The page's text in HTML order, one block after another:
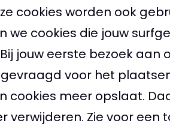
cookies worden ook
cookies die jouw
jouw eerste bezoek
voor het
cookies meer opslaat.
Zie voor een